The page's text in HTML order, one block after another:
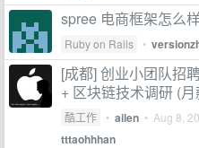
spree 电商框架怎么样
Ruby on Rails •
[成都] 创业小团队招
+ 区块链技术调研 (
酷工作 • ailen • Aug 8,
tttaohhhan